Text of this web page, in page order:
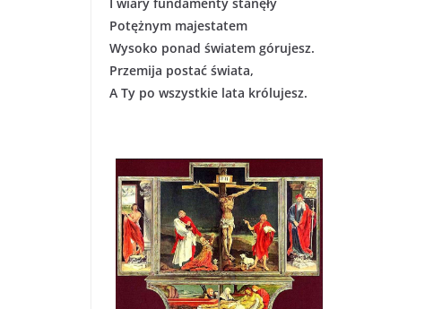
Potężnym majestatem
Wysoko ponad światem górujesz.
Przemija postać świata,
A Ty po wszystkie lata królujesz.